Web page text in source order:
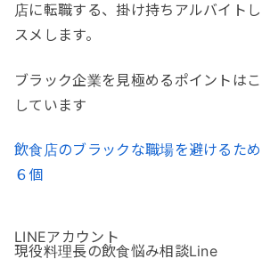
店に転職する、掛け持ちアルバイト
スメします。
ブラック企業を見極めるポイントは
しています
飲食店のブラックな職場を避けるた
６個
LINEアカウント
現役料理長の飲食悩み相談Line